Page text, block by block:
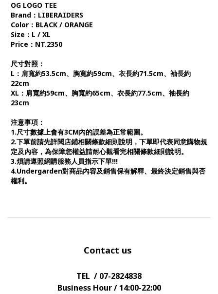
OG LOGO TEE
Brand：LIBERAIDERS
Color：BLACK / ORANGE
Size：L / XL
Price：NT.2350
尺寸對照：
L：肩寬約53.5cm、胸寬約59cm、衣長約71.5cm、袖長約
22cm
XL：肩寬約59cm、胸寬約65cm、衣長約77.5cm、袖長約
23cm
注意事項：
1.尺寸數據上會有3CM內的誤差為正常範圍。
2.下單前請先詳閱店鋪相關條款細則說明，下單即代表同意購物規
定及內容，為保障您權益請耐心觀看完相關條款細則說明。
3.煩請遵照網購服務人員指示下單!!!
4.Undergarden對商品內容及銷售保有解釋、最終決定銷售與否
權利。
Contact us
TEL / 07-2824838
Business Hour / 14:00-22:00